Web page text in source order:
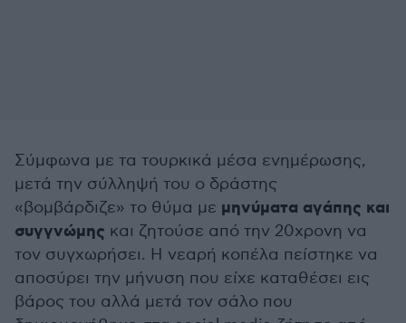
Σύμφωνα με τα τουρκικά μέσα ενημέρωσης,
μετά την σύλληψή του ο δράστης
«βομβάρδιζε» το θύμα με μηνύματα αγάπης και
συγγνώμης και ζητούσε από την 20χρονη να
τον συγχωρήσει. Η νεαρή κοπέλα πείστηκε να
αποσύρει την μήνυση που είχε καταθέσει εις
βάρος του αλλά μετά τον σάλο που